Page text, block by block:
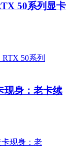
50系列显卡
现身：老卡续